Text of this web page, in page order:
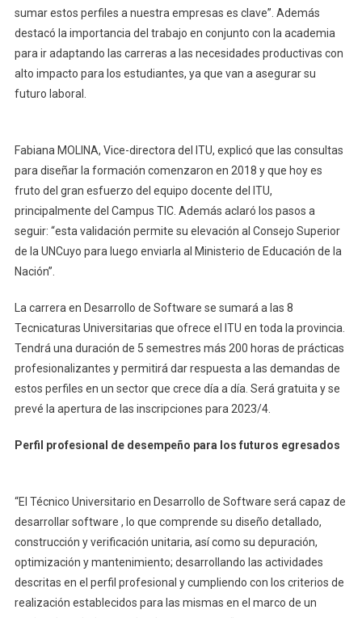
sumar estos perfiles a nuestra empresas es clave”. Además
destacó la importancia del trabajo en conjunto con la academia
para ir adaptando las carreras a las necesidades productivas con
alto impacto para los estudiantes, ya que van a asegurar su
futuro laboral.
Fabiana MOLINA, Vice-directora del ITU, explicó que las consultas
para diseñar la formación comenzaron en 2018 y que hoy es
fruto del gran esfuerzo del equipo docente del ITU,
principalmente del Campus TIC. Además aclaró los pasos a
seguir: “esta validación permite su elevación al Consejo Superior
de la UNCuyo para luego enviarla al Ministerio de Educación de la
Nación”.
La carrera en Desarrollo de Software se sumará a las 8
Tecnicaturas Universitarias que ofrece el ITU en toda la provincia.
Tendrá una duración de 5 semestres más 200 horas de prácticas
profesionalizantes y permitirá dar respuesta a las demandas de
estos perfiles en un sector que crece día a día. Será gratuita y se
prevé la apertura de las inscripciones para 2023/4.
Perfil profesional de desempeño para los futuros egresados
“El Técnico Universitario en Desarrollo de Software será capaz de
desarrollar software , lo que comprende su diseño detallado,
construcción y verificación unitaria, así como su depuración,
optimización y mantenimiento; desarrollando las actividades
descritas en el perfil profesional y cumpliendo con los criterios de
realización establecidos para las mismas en el marco de un